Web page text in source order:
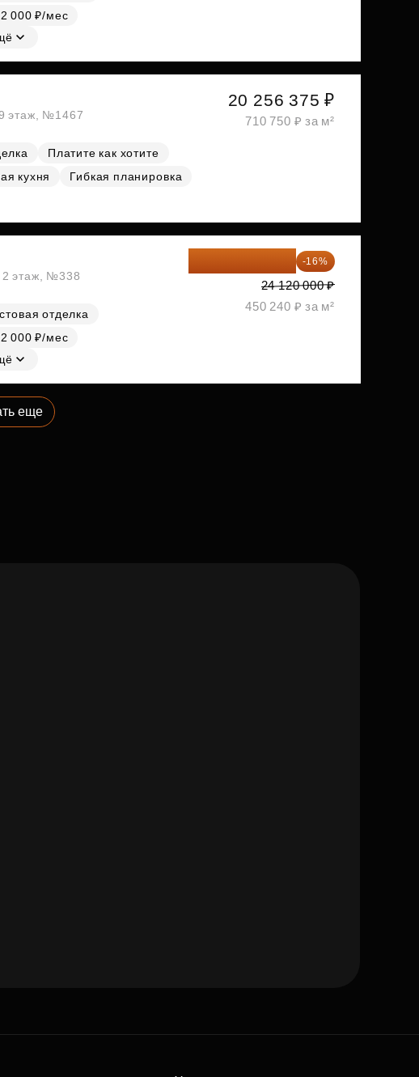
000 ₽/мес
этаж, №1467
Платите как хотите
кухня
Гибкая планировка
20 256 375 ₽
710 750 ₽ за м²
2 этаж, №338
отделка
000 ₽/мес
-16%
24 120 000 ₽
450 240 ₽ за м²
еще